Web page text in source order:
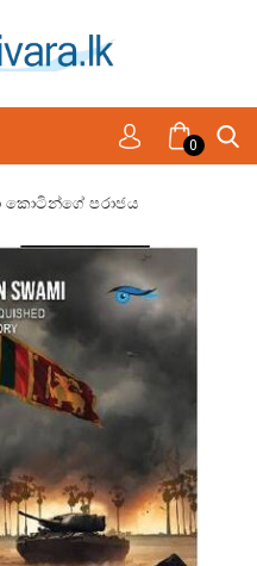
0
කොටින්ගේ පරාජය